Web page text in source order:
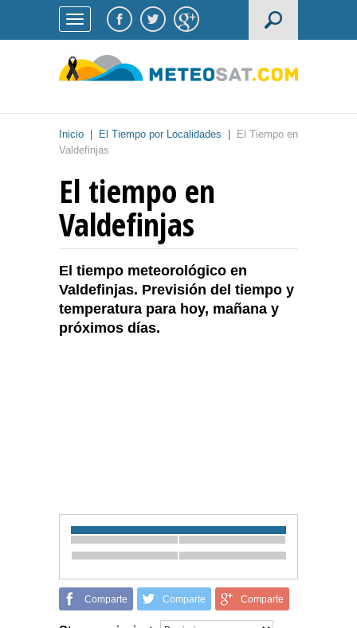
Inicio El Tiempo por Localidades
El Tiempo en
Valdefinjas
El tiempo en
Valdefinjas
El tiempo meteorológico en
Valdefinjas. Previsión del tiempo y
temperatura para hoy, mañana y
próximos días.
Comparte Comparte Comparte